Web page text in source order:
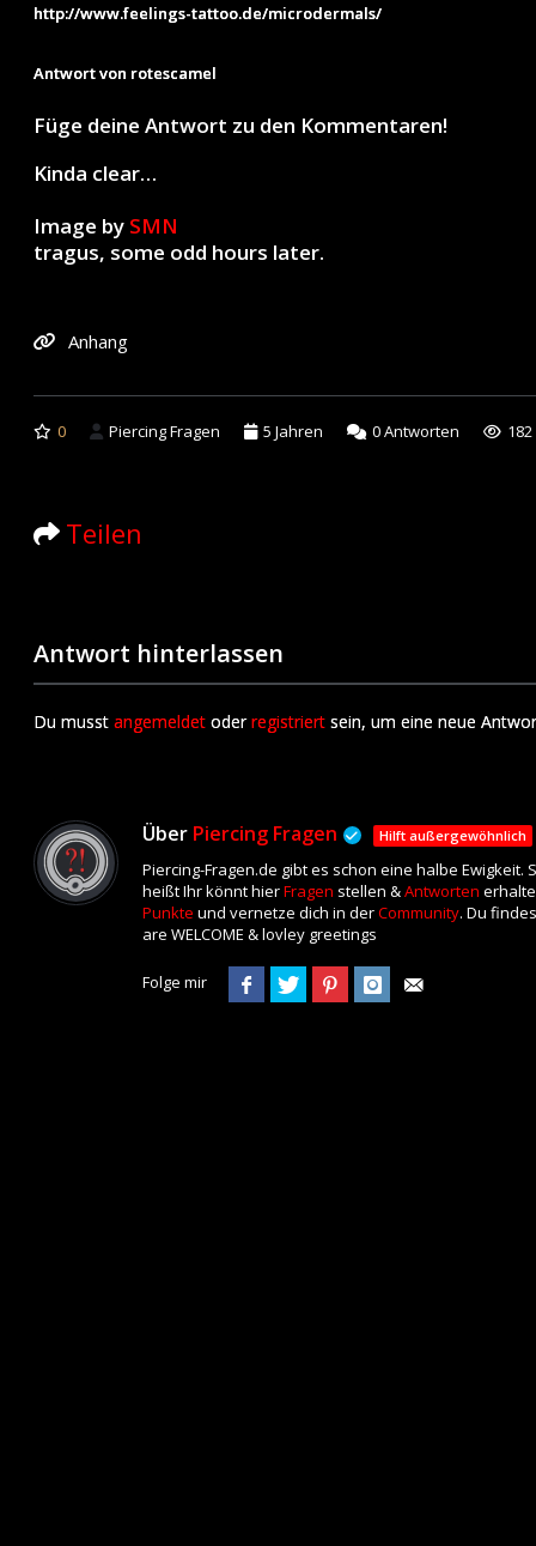
http://www.feelings-tattoo.de/microdermals/
Antwort von rotescamel
Füge deine Antwort zu den Kommentaren!
Kinda clear…
Image by SMN
tragus, some odd hours later.
Anhang
0 Piercing Fragen 5 Jahren 0Antworten
Teilen
Antwort hinterlassen
Du musst angemeldet oderregistriert sein, um eine neue
Über Piercing Fragen Hilft außergewöhnlich
Piercing-Fragen.de gibt es schon eine halbe
heißt Ihr könnt hierFragen stellen &Antworten
Punkte und vernetze dich in derCommunity. Du
are WELCOME & lovley greetings
Folge mir